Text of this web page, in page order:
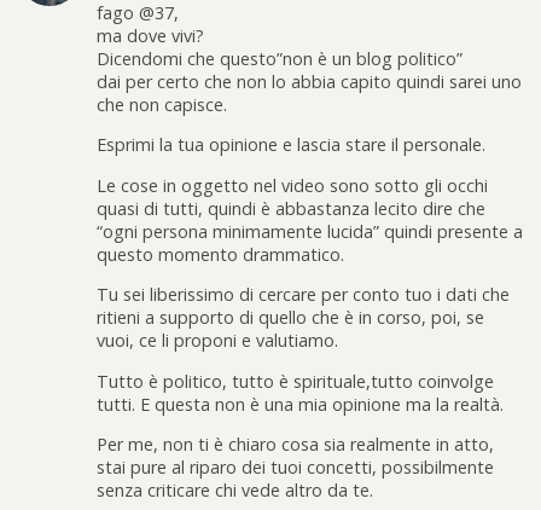
fago @37,
ma dove vivi?
Dicendomi che questo”non è un blog politico”
dai per certo che non lo abbia capito quindi sarei uno
che non capisce.
Esprimi la tua opinione e lascia stare il personale.
Le cose in oggetto nel video sono sotto gli occhi
quasi di tutti, quindi è abbastanza lecito dire che
“ogni persona minimamente lucida” quindi presente a
questo momento drammatico.
Tu sei liberissimo di cercare per conto tuo i dati che
ritieni a supporto di quello che è in corso, poi, se
vuoi, ce li proponi e valutiamo.
Tutto è politico, tutto è spirituale,tutto coinvolge
tutti. E questa non è una mia opinione ma la realtà.
Per me, non ti è chiaro cosa sia realmente in atto,
stai pure al riparo dei tuoi concetti, possibilmente
senza criticare chi vede altro da te.